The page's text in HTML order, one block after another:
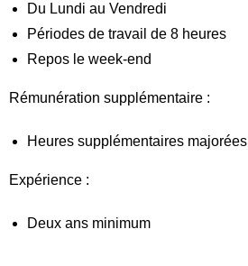
Du Lundi au Vendredi
Périodes de travail de 8 heures
Repos le week-end
Rémunération supplémentaire :
Heures supplémentaires majorées
Expérience :
Deux ans minimum